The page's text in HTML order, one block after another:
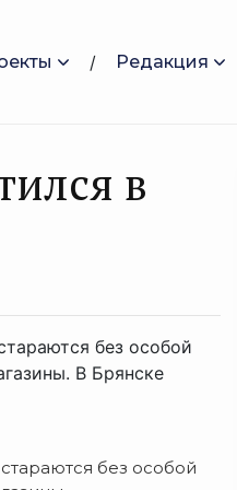
Редакция
в
без особой
В Брянске
без особой